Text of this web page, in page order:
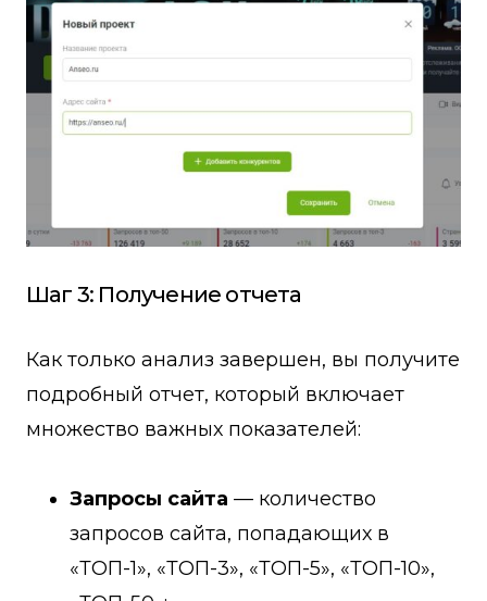
Шаг 3: Получение отчета
Как только анализ завершен, вы получите
подробный отчет, который включает
множество важных показателей:
Запросы сайта — количество
запросов сайта, попадающих в
«ТОП-1», «ТОП-3», «ТОП-5», «ТОП-10»,